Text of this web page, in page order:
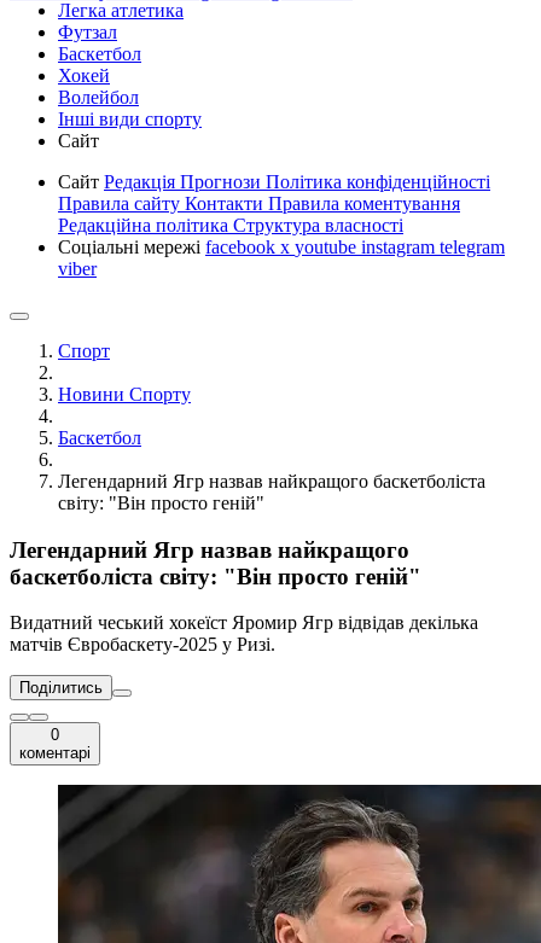
Легка атлетика
Футзал
Баскетбол
Хокей
Волейбол
Інші види спорту
Сайт
Сайт Редакція Прогнози Політика конфіденційності
Правила сайту Контакти Правила коментування
Редакційна політика Структура власності
Соціальні мережі facebook x youtube instagram telegram
viber
Спорт
Новини Спорту
Баскетбол
Легендарний Ягр назвав найкращого баскетболіста
світу: "Він просто геній"
Легендарний Ягр назвав найкращого
баскетболіста світу: "Він просто геній"
Видатний чеський хокеїст Яромир Ягр відвідав декілька
матчів Євробаскету-2025 у Ризі.
Поділитись
0
коментарі